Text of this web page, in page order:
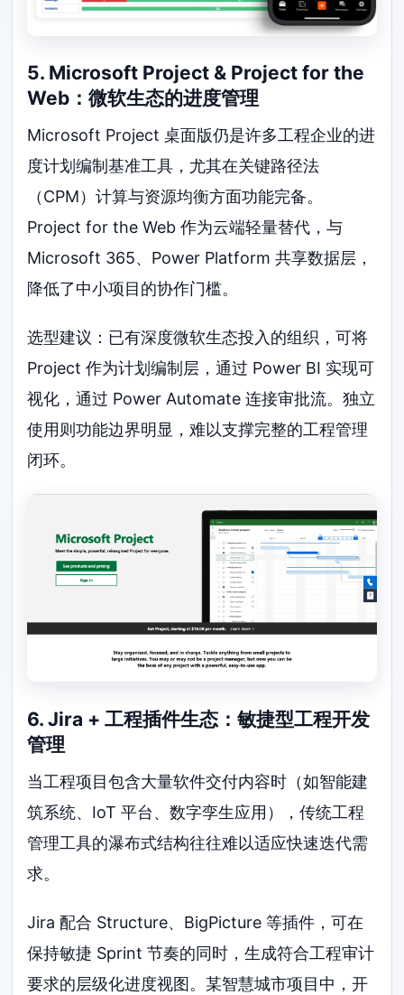
5. Microsoft Project & Project for the
Web：微软生态的进度管理
Microsoft Project 桌面版仍是许多工程企业的进
度计划编制基准工具，尤其在关键路径法
（CPM）计算与资源均衡方面功能完备。
Project for the Web 作为云端轻量替代，与
Microsoft 365、Power Platform 共享数据层，
降低了中小项目的协作门槛。
选型建议：已有深度微软生态投入的组织，可将
Project 作为计划编制层，通过 Power BI 实现可
视化，通过 Power Automate 连接审批流。独立
使用则功能边界明显，难以支撑完整的工程管理
闭环。
6. Jira + 工程插件生态：敏捷型工程开发
管理
当工程项目包含大量软件交付内容时（如智能建
筑系统、IoT 平台、数字孪生应用），传统工程
管理工具的瀑布式结构往往难以适应快速迭代需
求。
Jira 配合 Structure、BigPicture 等插件，可在
保持敏捷 Sprint 节奏的同时，生成符合工程审计
要求的层级化进度视图。某智慧城市项目中，开